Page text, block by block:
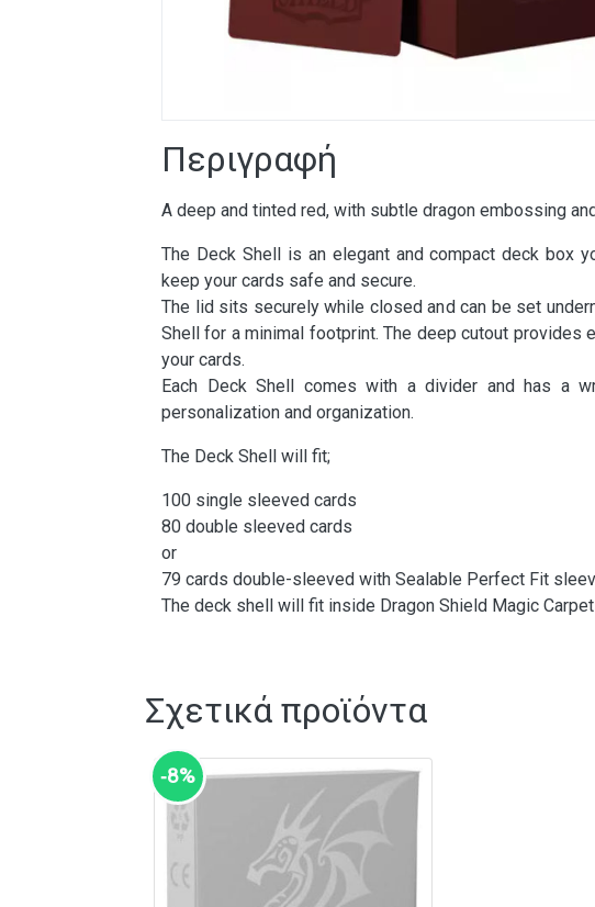
Περιγραφή
A deep and tinted red, with subtle dragon embossing
The Deck Shell is an elegant and compact deck box
keep your cards safe and secure.
The lid sits securely while closed and can be set
Shell for a minimal footprint. The deep cutout provides
your cards.
Each Deck Shell comes with a divider and has a
personalization and organization.
The Deck Shell will fit;
100 single sleeved cards
80 double sleeved cards
or
79 cards double-sleeved with Sealable Perfect Fit
The deck shell will fit inside Dragon Shield Magic
Σχετικά προϊόντα
‑8%